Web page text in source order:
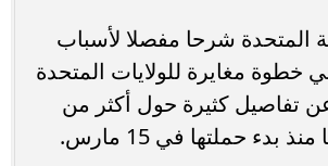
المتحدة شرحا مفصلا لأسباب
خطوة مغايرة للولايات المتحدة
تفاصيل كثيرة حول أكثر من